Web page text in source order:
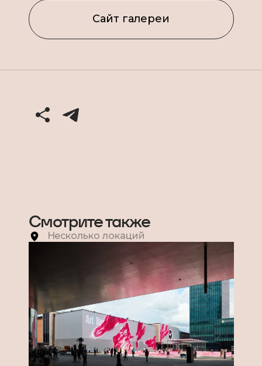
Сайт галереи
Смотрите также
Несколько локаций